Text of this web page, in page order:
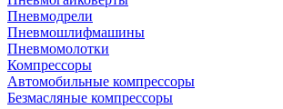
Пневмодрели
Пневмошлифмашины
Пневмомолотки
Компрессоры
Автомобильные компрессоры
Безмасляные компрессоры